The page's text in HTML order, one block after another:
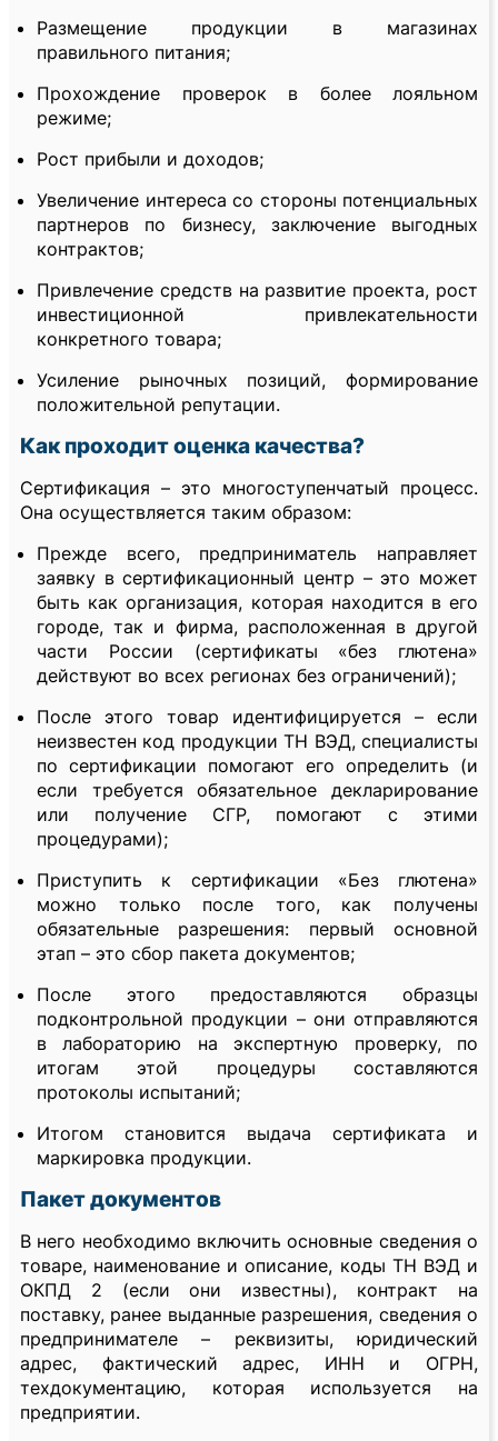
Размещение продукции в магазинах
правильного питания;
Прохождение проверок в более лояльном
режиме;
Рост прибыли и доходов;
Увеличение интереса со стороны потенциальных
партнеров по бизнесу, заключение выгодных
контрактов;
Привлечение средств на развитие проекта, рост
инвестиционной привлекательности
конкретного товара;
Усиление рыночных позиций, формирование
положительной репутации.
Как проходит оценка качества?
Сертификация – это многоступенчатый процесс.
Она осуществляется таким образом:
Прежде всего, предприниматель направляет
заявку в сертификационный центр – это может
быть как организация, которая находится в его
городе, так и фирма, расположенная в другой
части России (сертификаты «без глютена»
действуют во всех регионах без ограничений);
После этого товар идентифицируется – если
неизвестен код продукции ТН ВЭД, специалисты
по сертификации помогают его определить (и
если требуется обязательное декларирование
или получение СГР, помогают с этими
процедурами);
Приступить к сертификации «Без глютена»
можно только после того, как получены
обязательные разрешения: первый основной
этап – это сбор пакета документов;
После этого предоставляются образцы
подконтрольной продукции – они отправляются
в лабораторию на экспертную проверку, по
итогам этой процедуры составляются
протоколы испытаний;
Итогом становится выдача сертификата и
маркировка продукции.
Пакет документов
В него необходимо включить основные сведения о
товаре, наименование и описание, коды ТН ВЭД и
ОКПД 2 (если они известны), контракт на
поставку, ранее выданные разрешения, сведения о
предпринимателе – реквизиты, юридический
адрес, фактический адрес, ИНН и ОГРН,
техдокументацию, которая используется на
предприятии.